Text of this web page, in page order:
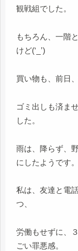
観戦組でした。
もちろん、一階
けど(‘_’)
買い物も、前日
ゴミ出しも済ま
した。
雨は、降らず、
にしたようです。
私は、友達と電
つ、
労働もせずに、
ごい罪悪感。